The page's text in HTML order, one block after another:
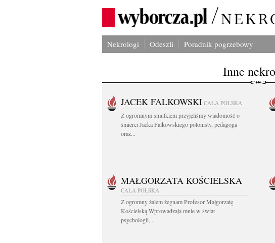
Nekrologi Odeszli Poradnik pogrzebowy
Inne
JACEK FALKOWSKI CAŁA POLSKA
Z ogromnym smutkiem przyjęliśmy wiadomość o
śmierci Jacka Falkowskiego polonisty, pedagoga
oraz...
MAŁGORZATA KOŚCIELSKA
CAŁA POLSKA
Z ogromny żalem żegnam Profesor Małgorzatę
Kościelską Wprowadzała mnie w świat
psychologii,...